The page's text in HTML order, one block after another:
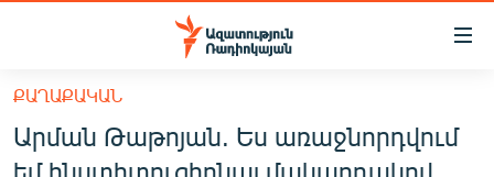
Մատչելիության
հիմնական
բովանդակությանը
ԱնցնելՀԱՅԱՍՏԱՆ
ՔԱՂԱՔԱԿԱՆ
Արման Թաթոյան. Ես առաջնորդվում
եմ ինստիտուցիոնալ մակարդակով